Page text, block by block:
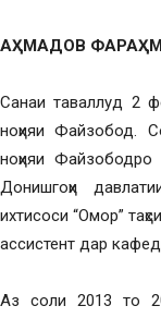
АҲМАДОВ ФАРАҲ
Санаи таваллуд 2
ноҳияи Файзобод.
ноҳияи
Донишгоҳи
ихтисоси “Омор”
ассистент дар
Аз соли 2013 то